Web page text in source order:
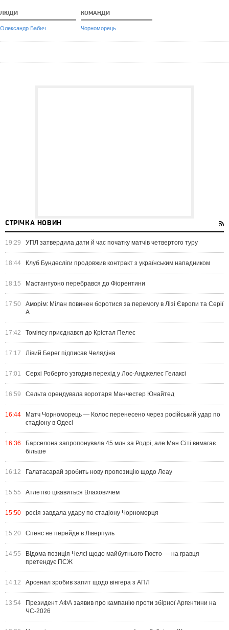
ЛЮДИ
Олександр Бабич
КОМАНДИ
Чорноморець
СТРІЧКА НОВИН
19:29 УПЛ затвердила дати й час початку матчів четвертого туру
18:44 Клуб Бундесліги продовжив контракт з українським нападником
18:15 Мастантуоно перебрався до Фіорентини
17:50
Аморім: Мілан повинен боротися за перемогу в Лізі Європи та Серії
А
17:42 Томіясу приєднався до Крістал Пелес
17:17 Лівий Берег підписав Челядіна
17:01 Серхі Роберто узгодив перехід у Лос-Анджелес Гелаксі
16:59 Сельта орендувала воротаря Манчестер Юнайтед
16:44
Матч Чорноморець — Колос перенесено через російський удар по
стадіону в Одесі
16:36
Барселона запропонувала 45 млн за Родрі, але Ман Сіті вимагає
більше
16:12 Галатасарай зробить нову пропозицію щодо Леау
15:55 Атлетіко цікавиться Влаховичем
15:50 росія завдала удару по стадіону Чорноморця
15:20 Спенс не перейде в Ліверпуль
14:55
Відома позиція Челсі щодо майбутнього Гюсто — на гравця
претендує ПСЖ
14:12 Арсенал зробив запит щодо вінгера з АПЛ
13:54
Президент АФА заявив про кампанію проти збірної Аргентини на
ЧС-2026